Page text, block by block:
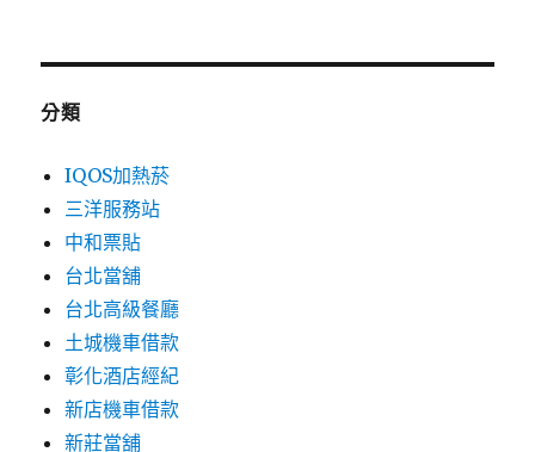
分類
IQOS加熱菸
三洋服務站
中和票貼
台北當舖
台北高級餐廳
土城機車借款
彰化酒店經紀
新店機車借款
新莊當舖